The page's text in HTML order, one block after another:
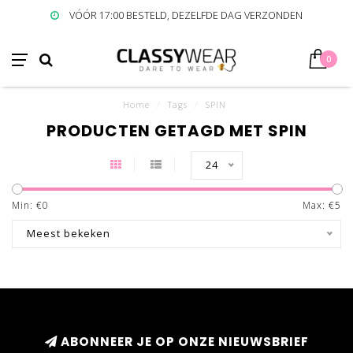
VÓÓR 17:00 BESTELD, DEZELFDE DAG VERZONDEN
0
Home Tags SPIN
PRODUCTEN GETAGD MET SPIN
24
Min: €0 Max: €5
Meest bekeken
ABONNEER JE OP ONZE NIEUWSBRIEF